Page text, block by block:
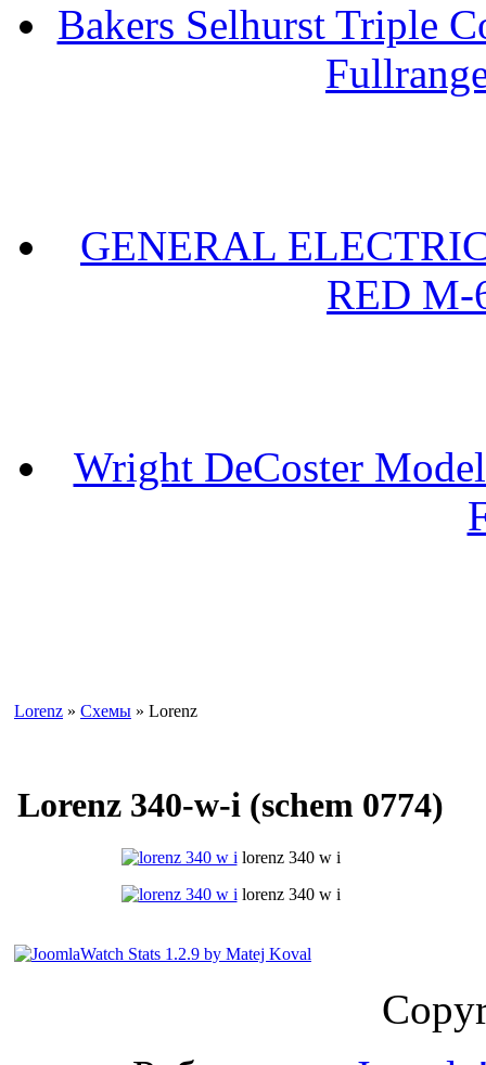
Bakers Selhurst Triple
GENERAL
RED M-
Wright DeCoster
Lorenz » Схемы » Lorenz
Lorenz 340-w-i (schem 0774)
lorenz 340 w i
lorenz 340 w i